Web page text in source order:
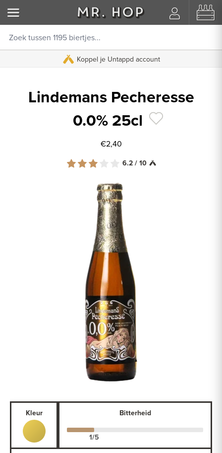
Koppel je Untappd account
Lindemans Pecheresse
0.0% 25cl
€2,40
6.2 / 10
Kleur Bitterheid